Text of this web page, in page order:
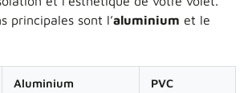
principales sont l’aluminium et le
Aluminium PVC